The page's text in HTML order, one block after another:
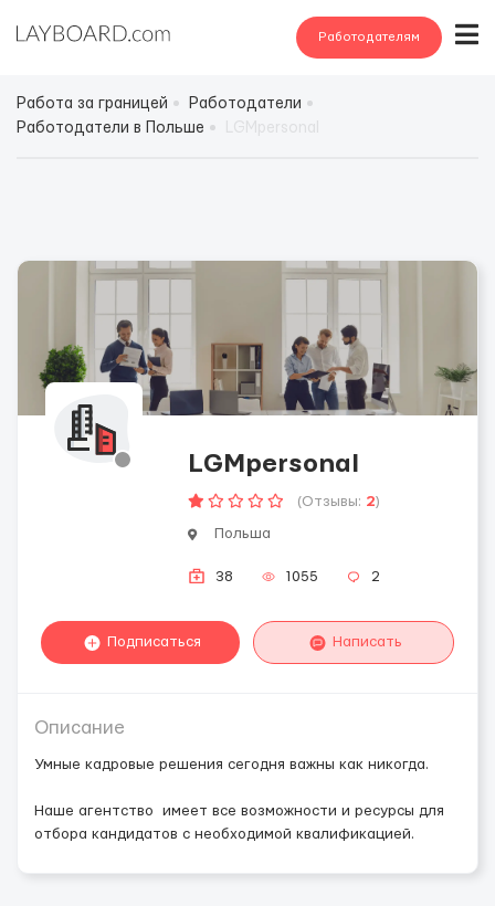
Работодателям
Работа за границей
Работодатели
Работодатели в Польше
LGMpersonal
(Отзывы: 2)
Польша
38 1055 2
Подписаться Написать
Описание
Умные кадровые решения сегодня важны как никогда.
Наше агентство имеет все возможности и ресурсы для
отбора кандидатов с необходимой квалификацией.